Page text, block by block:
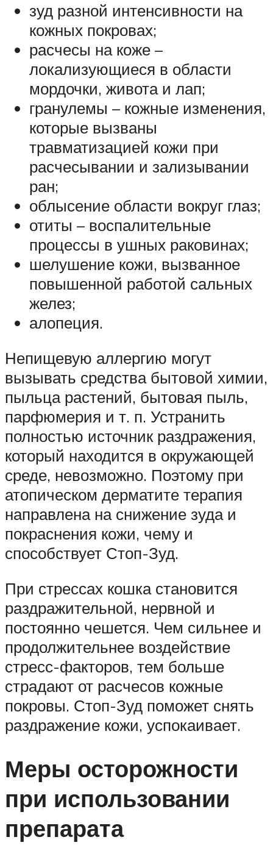
зуд разной интенсивности на
кожных покровах;
расчесы на коже –
локализующиеся в области
мордочки, живота и лап;
гранулемы – кожные изменения,
которые вызваны
травматизацией кожи при
расчесывании и зализывании
ран;
облысение области вокруг глаз;
отиты – воспалительные
процессы в ушных раковинах;
шелушение кожи, вызванное
повышенной работой сальных
желез;
алопеция.
Непищевую аллергию могут
вызывать средства бытовой химии,
пыльца растений, бытовая пыль,
парфюмерия и т. п. Устранить
полностью источник раздражения,
который находится в окружающей
среде, невозможно. Поэтому при
атопическом дерматите терапия
направлена на снижение зуда и
покраснения кожи, чему и
способствует Стоп-Зуд.
При стрессах кошка становится
раздражительной, нервной и
постоянно чешется. Чем сильнее и
продолжительнее воздействие
стресс-факторов, тем больше
страдают от расчесов кожные
покровы. Стоп-Зуд поможет снять
раздражение кожи, успокаивает.
Меры осторожности
при использовании
препарата